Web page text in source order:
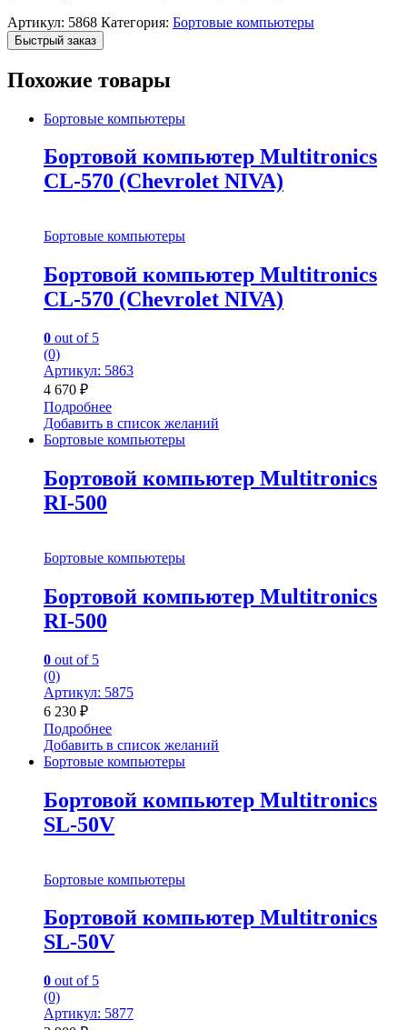
Артикул: 5868 Категория: Бортовые компьютеры
Быстрый заказ
Похожие товары
Бортовые компьютеры
Бортовой компьютер Multitronics
CL-570 (Chevrolet NIVA)
Бортовые компьютеры
Бортовой компьютер Multitronics
CL-570 (Chevrolet NIVA)
0 out of 5
(0)
Артикул: 5863
4 670 ₽
Подробнее
Добавить в список желаний
Бортовые компьютеры
Бортовой компьютер Multitronics
RI-500
Бортовые компьютеры
Бортовой компьютер Multitronics
RI-500
0 out of 5
(0)
Артикул: 5875
6 230 ₽
Подробнее
Добавить в список желаний
Бортовые компьютеры
Бортовой компьютер Multitronics
SL-50V
Бортовые компьютеры
Бортовой компьютер Multitronics
SL-50V
0 out of 5
(0)
Артикул: 5877